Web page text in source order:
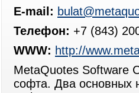
E-mail:
Телефон: +7 (843)
WWW: http://
MetaQuotes Software
софта. Два основных